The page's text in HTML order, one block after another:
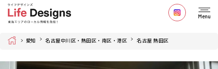
Menu
Home 愛知 名古屋中川区・熱田区・南区・港区 名古屋 熱田区